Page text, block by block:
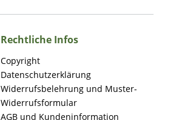
Rechtliche Infos
Copyright
Datenschutzerklärung
Widerrufsbelehrung und Muster-
Widerrufsformular
AGB und Kundeninformation